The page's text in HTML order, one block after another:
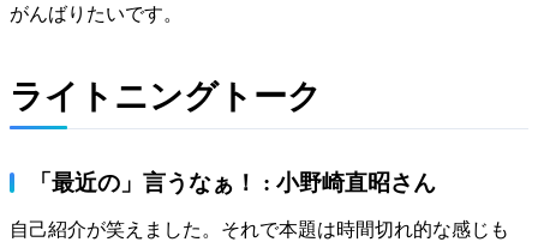
がんばりたいです。
ライトニングトーク
「最近の」言うなぁ！ : 小野崎直昭さん
自己紹介が笑えました。それで本題は時間切れ的な感じも